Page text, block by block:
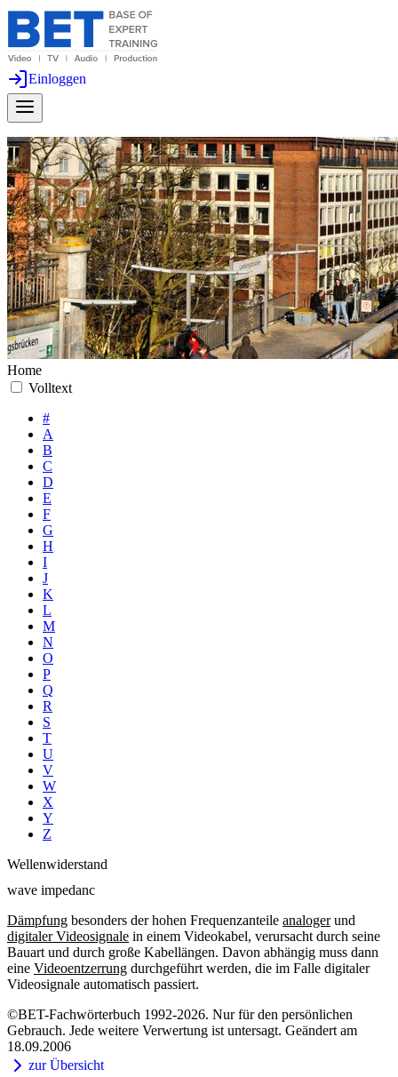
Einloggen
Home
Volltext
#
A
B
C
D
E
F
G
H
I
J
K
L
M
N
O
P
Q
R
S
T
U
V
W
X
Y
Z
Wellenwiderstand
wave impedanc
Dämpfung besonders der hohen Frequenzanteile analogerund
digitaler Videosignale in einem Videokabel, verursacht durch seine
Bauart und durch große Kabellängen. Davon abhängig muss dann
eine Videoentzerrung durchgeführt werden, die im Falle digitaler
Videosignale automatisch passiert.
©BET-Fachwörterbuch 1992-2026. Nur für den persönlichen
Gebrauch. Jede weitere Verwertung ist untersagt. Geändert am
18.09.2006
zur Übersicht